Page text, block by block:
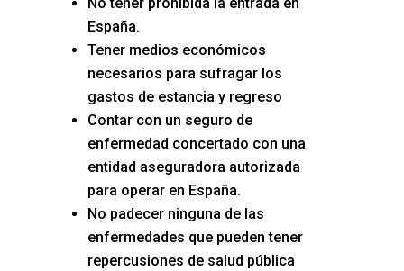
España.
Tener medios económicos
necesarios para sufragar los
gastos de estancia y regreso
Contar con un seguro de
enfermedad concertado con una
entidad aseguradora autorizada
para operar en España.
No padecer ninguna de las
enfermedades que pueden tener
repercusiones de salud pública